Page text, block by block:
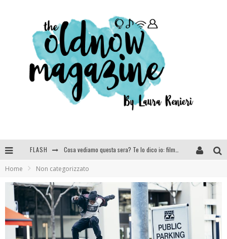
FLASH
SEE YOU AT 5 | Chanel
Anya Taylor-Joy, Jisoo e Willow Smith protagoniste della nuova campagna Dior Addict
Libri letti nel 2025: tutte le mie letture, recensioni e giudizi
Home Non categorizzato